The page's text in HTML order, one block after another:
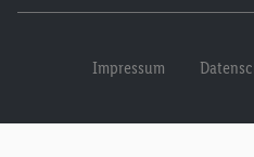
Impressum